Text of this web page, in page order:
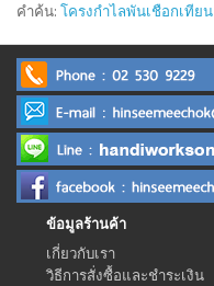
คำค้น: โครงกำไลพันเชือกเทียน
ข้อมูลร้านค้า
เกี่ยวกับเรา
วิธีการสั่งซื้อและชำระเงิน